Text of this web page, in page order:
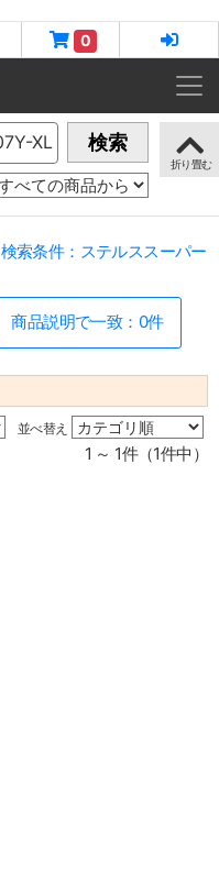
0
検索
検索条件：ステルススーパー
商品説明で一致：0件
並べ替え
1 ～ 1件（1件中）